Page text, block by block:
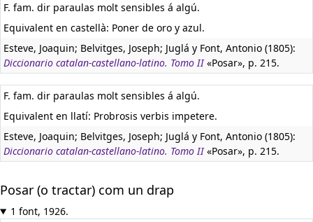
F. fam. dir paraulas molt sensibles á algú.
Equivalent en castellà: Poner de oro y azul.
Esteve, Joaquin; Belvitges, Joseph; Juglá y Font, Antonio (1805):
Diccionario catalan-castellano-latino. Tomo II«Posar», p. 215.
F. fam. dir paraulas molt sensibles á algú.
Equivalent en llatí: Probrosis verbis impetere.
Esteve, Joaquin; Belvitges, Joseph; Juglá y Font, Antonio (1805):
Diccionario catalan-castellano-latino. Tomo II«Posar», p. 215.
Posar (o tractar) com un drap
1 font, 1926.